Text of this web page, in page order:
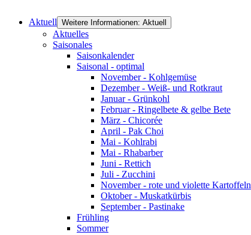
Aktuell Weitere Informationen: Aktuell
Aktuelles
Saisonales
Saisonkalender
Saisonal - optimal
November - Kohlgemüse
Dezember - Weiß- und Rotkraut
Januar - Grünkohl
Februar - Ringelbete & gelbe Bete
März - Chicorée
April - Pak Choi
Mai - Kohlrabi
Mai - Rhabarber
Juni - Rettich
Juli - Zucchini
November - rote und violette Kartoffeln
Oktober - Muskatkürbis
September - Pastinake
Frühling
Sommer